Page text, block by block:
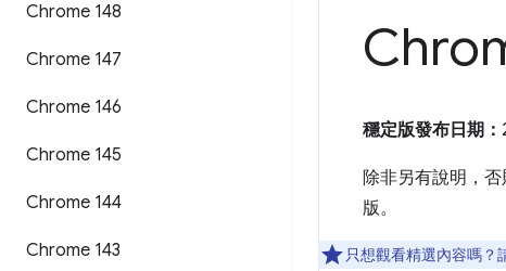
Chrome 148
Chrome 147
Chrome 146
Chrome 145
Chrome 144
Chrome 143
穩定版發布日期：
除非另有說明，
版。
只想觀看精選內容嗎？